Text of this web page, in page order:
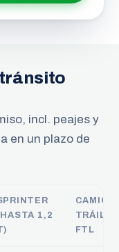
incl. peajes y
en un plazo de
1,2
CAMIÓN
TRÁILER
FTL